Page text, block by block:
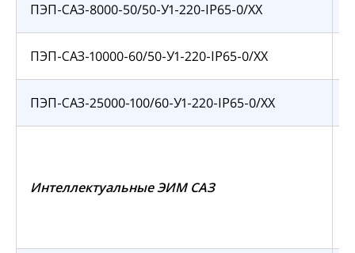
ПЭП-САЗ-8000-50/50-У1-220-IP65-0/ХХ
ПЭП-САЗ-10000-60/50-У1-220-IP65-0/ХХ
ПЭП-САЗ-25000-100/60-У1-220-IP65-0/ХХ
Интеллектуальные ЭИМ САЗ